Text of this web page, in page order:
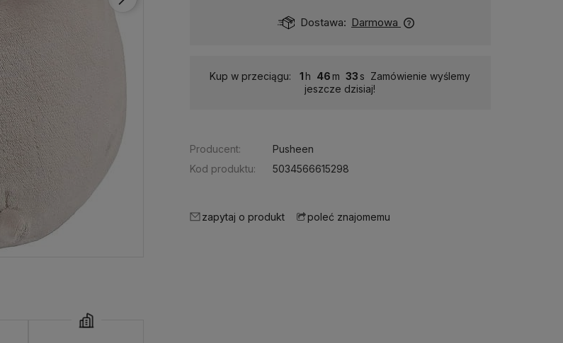
Dostępność: Dostępny Dostawa: Darmowa
Kup w przeciągu: 1 46 32
Zamówienie wyślemy
jeszcze dzisiaj!
Producent:
Pusheen
Kod produktu:
5034566615298
zapytaj o produkt poleć znajomemu